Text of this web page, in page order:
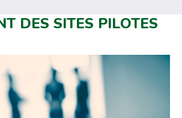
DES SITES PILOTES